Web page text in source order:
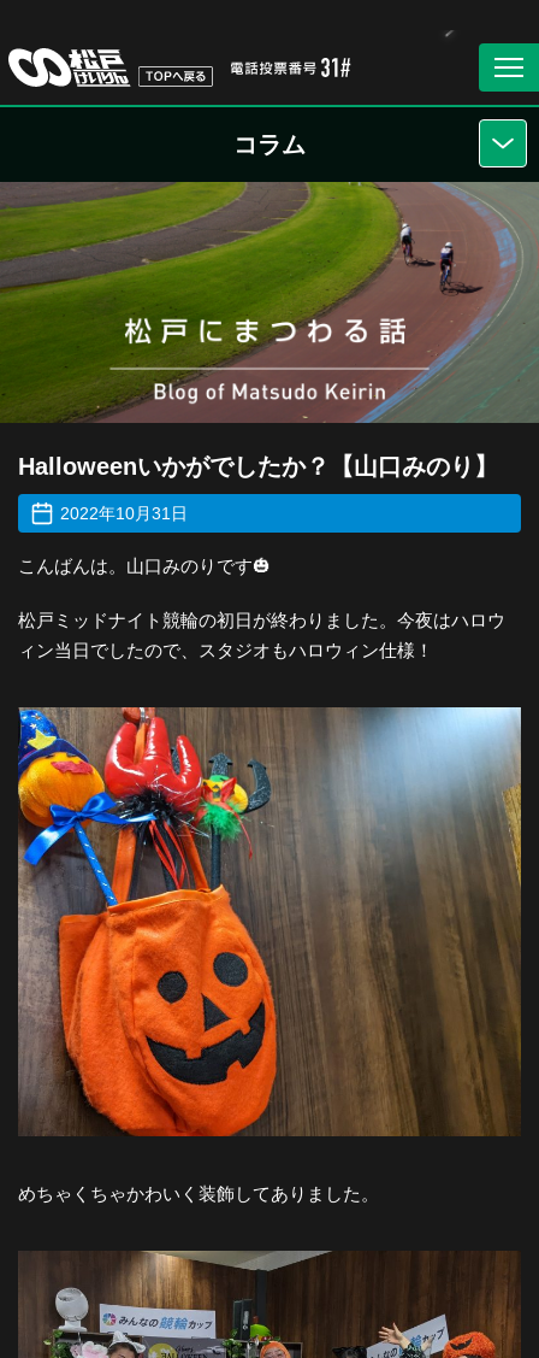
コラム
Halloweenいかがでしたか？【山口みのり】
2022年10月31日
こんばんは。山口みのりです🎃
松戸ミッドナイト競輪の初日が終わりました。今夜はハロウ
ィン当日でしたので、スタジオもハロウィン仕様！
めちゃくちゃかわいく装飾してありました。